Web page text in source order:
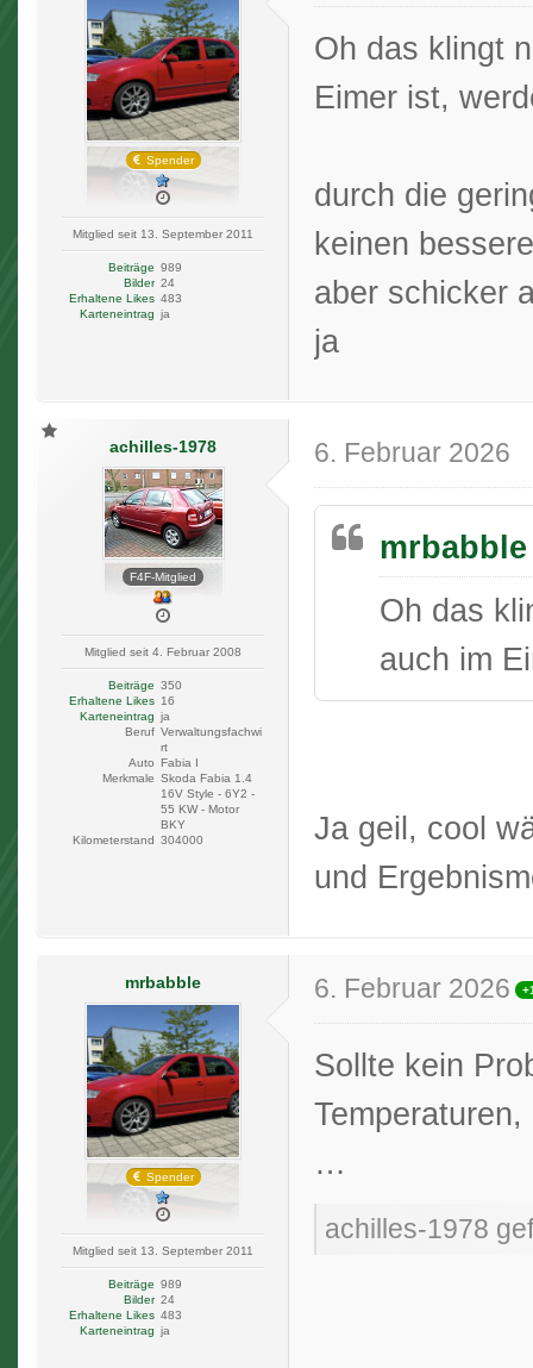
Spender
Mitglied seit 13. September 2011
Beiträge 989
Bilder 24
Erhaltene Likes 483
Karteneintrag ja
Oh das klingt
Eimer ist,
durch die
keinen
aber schicker
ja
achilles-1978
F4F-Mitglied
Mitglied seit 4. Februar 2008
Beiträge 350
Erhaltene Likes 16
Karteneintrag ja
Beruf Verwaltungsfachwi
rt
Auto Fabia I
Merkmale Skoda Fabia 1.4
16V Style - 6Y2 -
55 KW - Motor
BKY
Kilometerstand 304000
6. Februar 2026
Oh das
auch im
Ja geil, cool
und
mrbabble
Spender
Mitglied seit 13. September 2011
Beiträge 989
Bilder 24
Erhaltene Likes 483
Karteneintrag ja
6. Februar 2026
Sollte kein
…
achilles-1978